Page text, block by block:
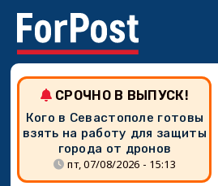
СРОЧНО В ВЫПУСК!
Кого в Севастополе готовы
взять на работу для защиты
города от дронов
пт, 07/08/2026 - 15:13